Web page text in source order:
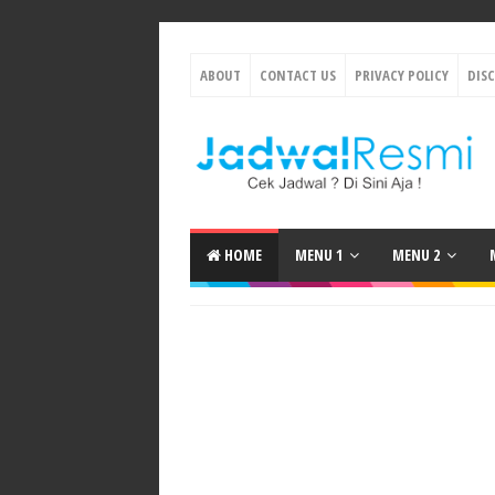
ABOUT CONTACT US PRIVACY POLICY
HOME MENU 1 MENU 2